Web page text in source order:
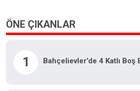
ÖNE ÇIKANLAR
1 Bahçelievler’de 4 Katlı Boş